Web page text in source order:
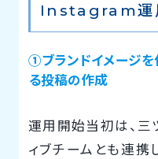
Instagram運
①ブランドイメージを
る投稿の作成
運用開始当初は、三
ィブチームとも連携